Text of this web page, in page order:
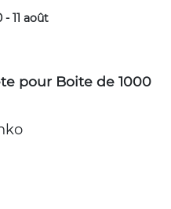
- 11 août
pour Boite de 1000